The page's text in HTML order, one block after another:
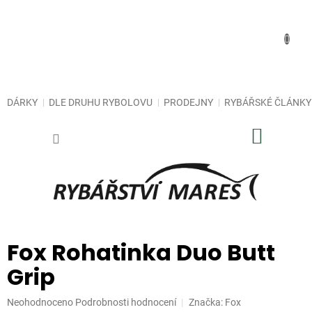
DÁRKY DLE DRUHU RYBOLOVU PRODEJNY RYBÁŘSKÉ ČLÁNKY
Fox Rohatinka Duo Butt
Grip
Průměrné
Neohodnoceno Podrobnosti hodnocení Značka: Fox